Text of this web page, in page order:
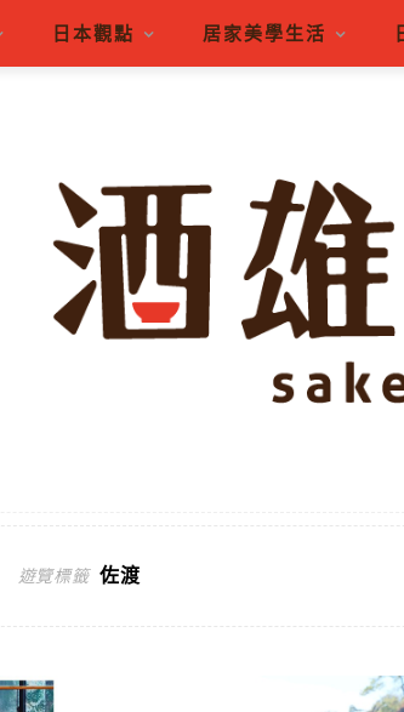
日本觀點 居家美學生活
遊覽標籤 佐渡